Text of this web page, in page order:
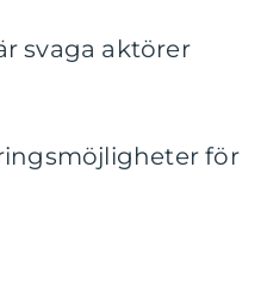
svaga aktörer
för